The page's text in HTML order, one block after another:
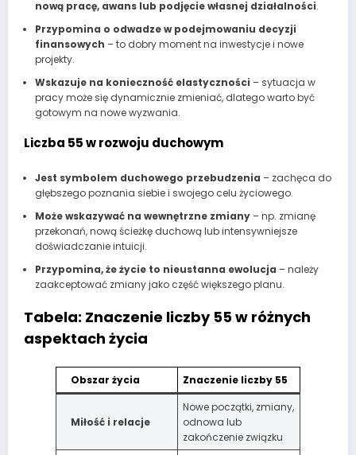
nową pracę, awans lub podjęcie własnej działalności.
Przypomina o odwadze w podejmowaniu decyzji
finansowych – to dobry moment na inwestycje i nowe
projekty.
Wskazuje na konieczność elastyczności – sytuacja w
pracy może się dynamicznie zmieniać, dlatego warto być
gotowym na nowe wyzwania.
Liczba 55 w rozwoju duchowym
Jest symbolem duchowego przebudzenia – zachęca do
głębszego poznania siebie i swojego celu życiowego.
Może wskazywać na wewnętrzne zmiany– np. zmianę
przekonań, nową ścieżkę duchową lub intensywniejsze
doświadczanie intuicji.
Przypomina, że życie to nieustanna ewolucja – należy
zaakceptować zmiany jako część większego planu.
Tabela: Znaczenie liczby 55 w różnych
aspektach życia
Obszar życia Znaczenie liczby 55
Miłość i relacje
Nowe początki, zmiany,
odnowa lub
zakończenie związku